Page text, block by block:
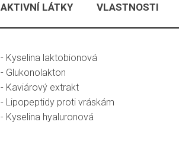
AKTIVNÍ LÁTKY VLASTNOSTI
- Kyselina laktobionová
- Glukonolakton
- Kaviárový extrakt
- Lipopeptidy proti vráskám
- Kyselina hyaluronová